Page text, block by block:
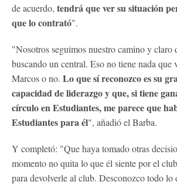
de acuerdo, tendrá que ver su situación
que lo contrató".
"Nosotros seguimos nuestro camino y claro
buscando un central. Eso no tiene nada que
Marcos o no. Lo que sí reconozco es su
capacidad de liderazgo y que, si tiene
círculo en Estudiantes, me parece que
Estudiantes para él", añadió el Barba.
Y completó: "Que haya tomado otras
momento no quita lo que él siente por el
para devolverle al club. Desconozco todo lo